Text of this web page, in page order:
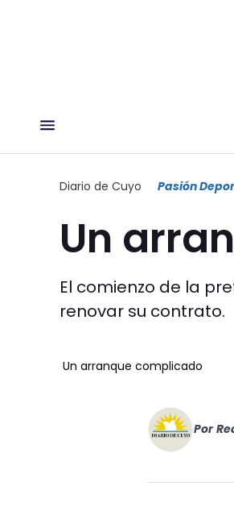
Diario de Cuyo Pasión
Un
El comienzo de la
renovar su contrato.
Un arranque complicado
Por